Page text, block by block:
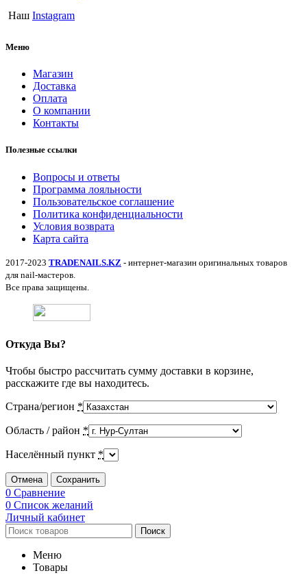
Наш Instagram
Меню
Магазин
Доставка
Оплата
О компании
Контакты
Полезные ссылки
Вопросы и ответы
Программа лояльности
Пользовательское соглашение
Политика конфиденциальности
Условия возврата
Карта сайта
2017-2023 TRADENAILS.KZ - интернет-магазин оригинальных товаров
для nail-мастеров.
Все права защищены.
Откуда Вы?
Чтобы быстро рассчитать сумму доставки в корзине,
расскажите где вы находитесь.
Страна/регион *
Область / район *
Населённый пункт *
Отмена Сохранить
0 Сравнение
0 Список желаний
Личный кабинет
Поиск
Меню
Товары